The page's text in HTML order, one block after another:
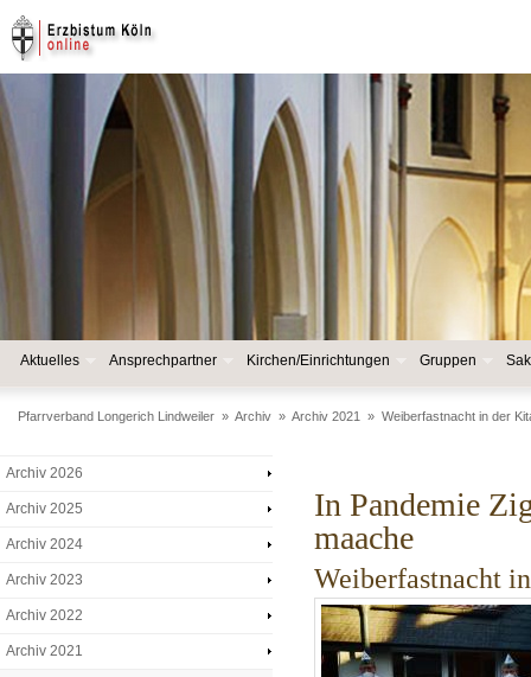
Aktuelles Ansprechpartner Kirchen/Einrichtungen Gruppen
Pfarrverband Longerich Lindweiler » Archiv » Archiv 2021 » Weiberfastnacht in der
Archiv 2026
Archiv 2025
Archiv 2024
Archiv 2023
Archiv 2022
Archiv 2021
In Pandemie
maache
Weiberfastnacht